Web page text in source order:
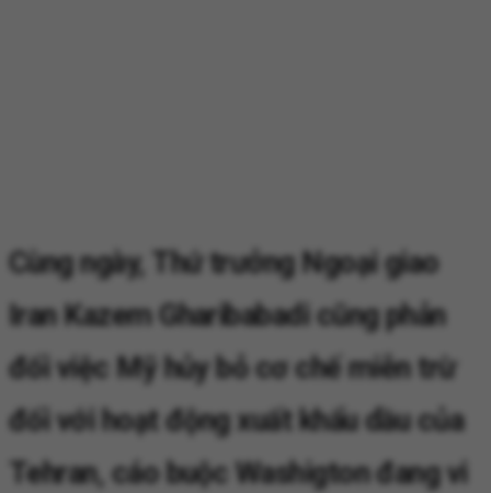
Cùng ngày, Thứ trưởng Ngoại giao
Iran Kazem Gharibabadi cũng phản
đối việc Mỹ hủy bỏ cơ chế miễn trừ
đối với hoạt động xuất khẩu dầu của
Tehran, cáo buộc Washigton đang vi